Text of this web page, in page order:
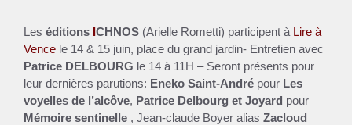
Les éditions ICHNOS (Arielle Rometti) participent à Lire à
Vence le 14 & 15 juin, place du grand jardin- Entretien avec
Patrice DELBOURG le 14 à 11H – Seront présents pour
leur dernières parutions: Eneko Saint-André pour Les
voyelles de l’alcôve, Patrice Delbourg et Joyard pour
Mémoire sentinelle , Jean-claude Boyer alias Zacloud